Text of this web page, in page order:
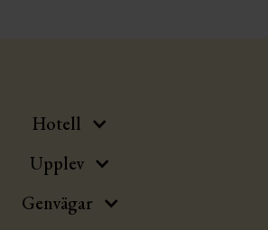
Hotell
Upplev
Genvägar